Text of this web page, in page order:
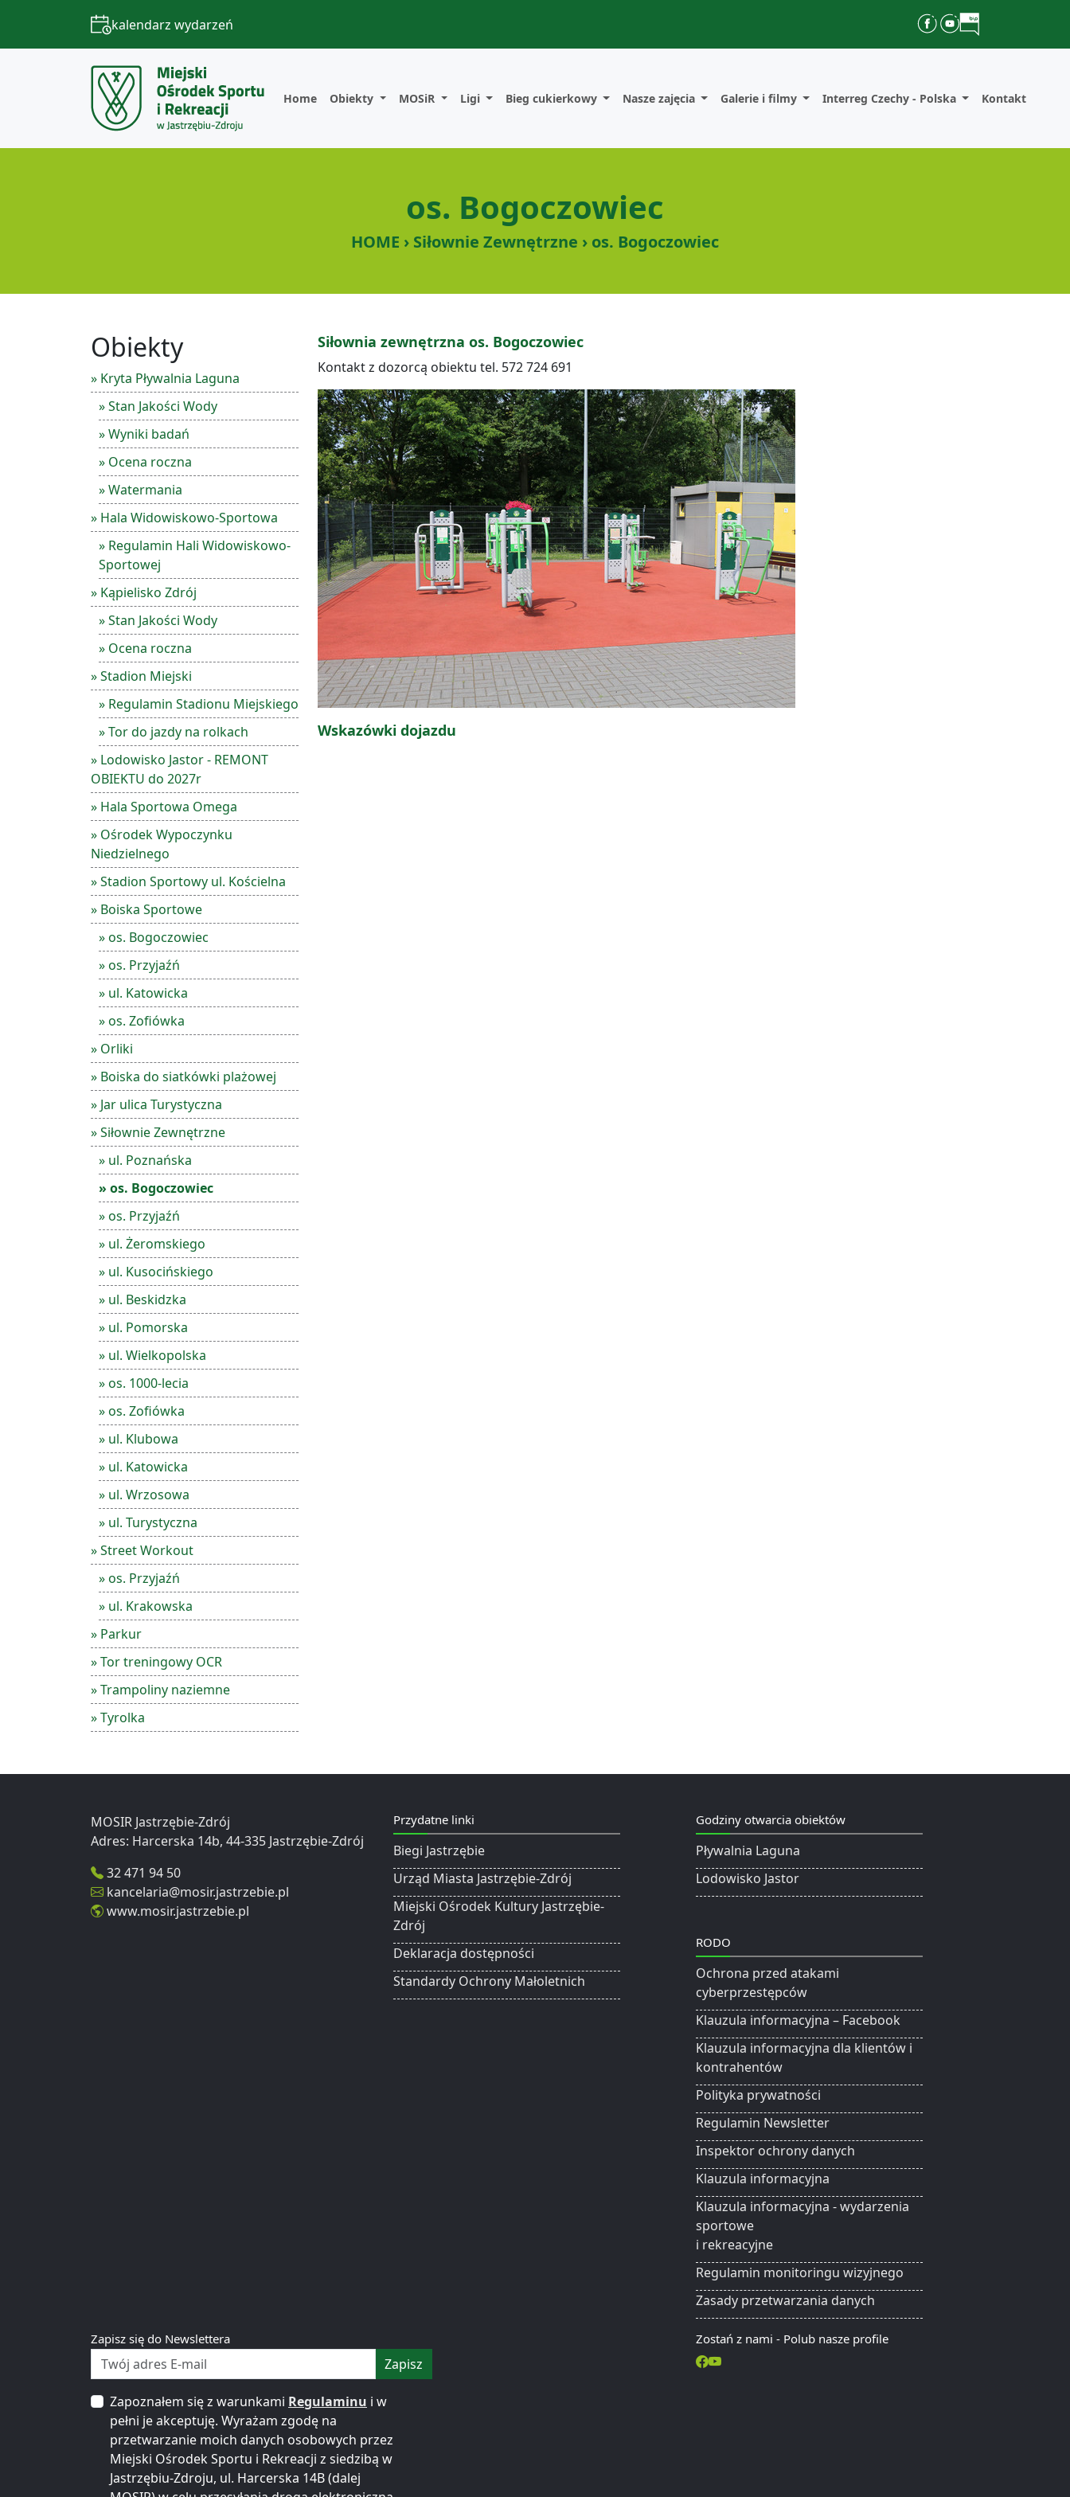
kalendarz wydarzeń
Home Obiekty MOSiR Ligi Bieg cukierkowy Nasze zajęcia Galerie i filmy Interreg Czechy - Polska Kontakt
os. Bogoczowiec
HOME › Siłownie Zewnętrzne › os. Bogoczowiec
Obiekty
» Kryta Pływalnia Laguna
» Stan Jakości Wody
» Wyniki badań
» Ocena roczna
» Watermania
» Hala Widowiskowo-Sportowa
» Regulamin Hali Widowiskowo-
Sportowej
» Kąpielisko Zdrój
» Stan Jakości Wody
» Ocena roczna
» Stadion Miejski
» Regulamin Stadionu Miejskiego
» Tor do jazdy na rolkach
» Lodowisko Jastor - REMONT
OBIEKTU do 2027r
» Hala Sportowa Omega
» Ośrodek Wypoczynku
Niedzielnego
» Stadion Sportowy ul. Kościelna
» Boiska Sportowe
» os. Bogoczowiec
» os. Przyjaźń
» ul. Katowicka
» os. Zofiówka
» Orliki
» Boiska do siatkówki plażowej
» Jar ulica Turystyczna
» Siłownie Zewnętrzne
» ul. Poznańska
» os. Bogoczowiec
» os. Przyjaźń
» ul. Żeromskiego
» ul. Kusocińskiego
» ul. Beskidzka
» ul. Pomorska
» ul. Wielkopolska
» os. 1000-lecia
» os. Zofiówka
» ul. Klubowa
» ul. Katowicka
» ul. Wrzosowa
» ul. Turystyczna
» Street Workout
» os. Przyjaźń
» ul. Krakowska
» Parkur
» Tor treningowy OCR
» Trampoliny naziemne
» Tyrolka
Siłownia zewnętrzna os. Bogoczowiec
Kontakt z dozorcą obiektu tel. 572 724 691
Wskazówki dojazdu
MOSIR Jastrzębie-Zdrój
32 471 94 50
kancelaria@mosir.jastrzebie.pl
www.mosir.jastrzebie.pl
Przydatne linki
Biegi Jastrzębie
Urząd Miasta Jastrzębie-Zdrój
Miejski Ośrodek Kultury Jastrzębie-
Zdrój
Deklaracja dostępności
Standardy Ochrony Małoletnich
Godziny otwarcia obiektów
Pływalnia Laguna
Lodowisko Jastor
RODO
Ochrona przed atakami
cyberprzestępców
Klauzula informacyjna – Facebook
Klauzula informacyjna dla klientów i
kontrahentów
Polityka prywatności
Regulamin Newsletter
Inspektor ochrony danych
Klauzula informacyjna
Klauzula informacyjna - wydarzenia
sportowe
i rekreacyjne
Regulamin monitoringu wizyjnego
Zasady przetwarzania danych
Zapisz się do Newslettera
Zapisz
Zapoznałem się z warunkami Regulaminu i w
pełni je akceptuję. Wyrażam zgodę na
przetwarzanie moich danych osobowych przez
Miejski Ośrodek Sportu i Rekreacji z siedzibą w
Jastrzębiu-Zdroju, ul. Harcerska 14B (dalej
Zostań z nami - Polub nasze profile